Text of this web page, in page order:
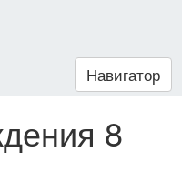
Навигатор
8